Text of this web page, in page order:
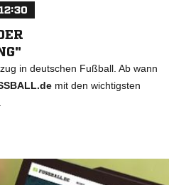
in deutschen Fußball. Ab wann
mit den wichtigsten